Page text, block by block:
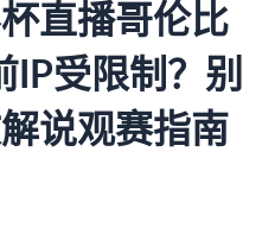
直播哥伦比
IP受限制？别
说观赛指南